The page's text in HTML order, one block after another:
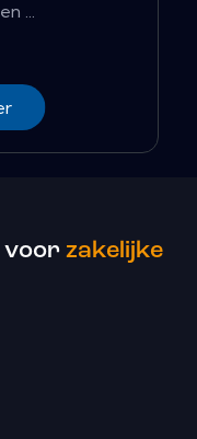
...
voor zakelijke